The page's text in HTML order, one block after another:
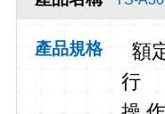
產品規格 額
行